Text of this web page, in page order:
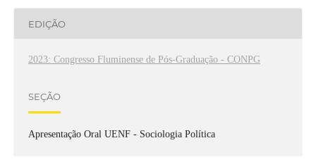
EDIÇÃO
2023: Congresso Fluminense de Pós-Graduação - CONPG
SEÇÃO
Apresentação Oral UENF - Sociologia Política